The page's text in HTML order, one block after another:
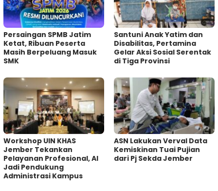
Persaingan SPMB Jatim
Ketat, Ribuan Peserta
Masih Berpeluang Masuk
SMK
Santuni Anak Yatim dan
Disabilitas, Pertamina
Gelar Aksi Sosial Serentak
di Tiga Provinsi
Workshop UIN KHAS
Jember Tekankan
Pelayanan Profesional, AI
Jadi Pendukung
Administrasi Kampus
ASN Lakukan Verval Data
Kemiskinan Tuai Pujian
dari Pj Sekda Jember